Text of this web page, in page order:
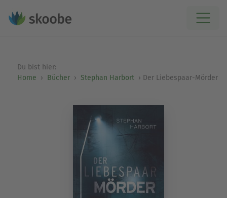
Du bist hier:
Home
Bücher Stephan Harbort Der Liebespaar-Mörder